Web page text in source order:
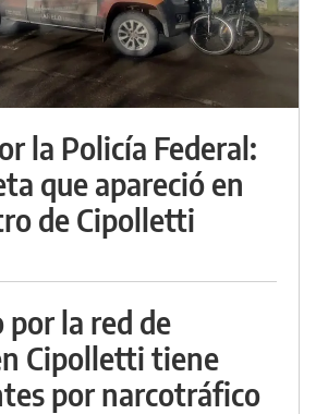
la Policía Federal:
que apareció en
de Cipolletti
por la red de
Cipolletti tiene
por narcotráfico